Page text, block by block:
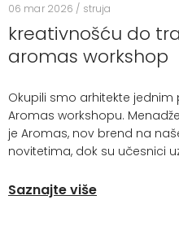
06 mar 2026 / struja
kreativnošću do
aromas workshop
Okupili smo arhitekte
Aromas workshopu.
je Aromas, nov brend na
novitetima, dok su učesnici
Saznajte više